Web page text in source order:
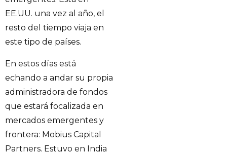
EE.UU. una vez al año, el
resto del tiempo viaja en
este tipo de países.
En estos días está
echando a andar su propia
administradora de fondos
que estará focalizada en
mercados emergentes y
frontera: Mobius Capital
Partners. Estuvo en India